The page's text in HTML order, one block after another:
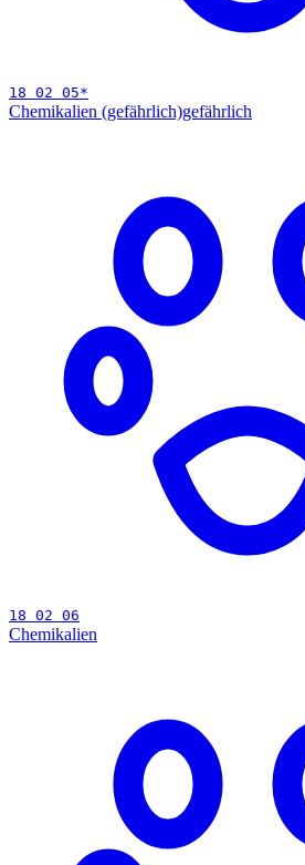
18 02 05*
Chemikalien (gefährlich)gefährlich
18 02 06
Chemikalien